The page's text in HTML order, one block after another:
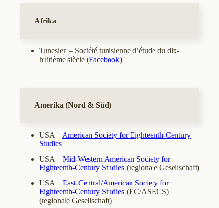
Afrika
Tunesien – Société tunisienne d’étude du dix-
huitième siècle (Facebook)
Amerika (Nord & Süd)
USA – American Society for Eighteenth-Century
Studies
USA – Mid-Western American Society for
Eighteenth-Century Studies (regionale Gesellschaft)
USA – East-Central/American Society for
Eighteenth-Century Studies (EC/ASECS)
(regionale Gesellschaft)